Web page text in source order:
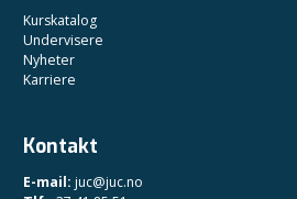
Kurskatalog
Undervisere
Nyheter
Karriere
Kontakt
E-mail: juc@juc.no